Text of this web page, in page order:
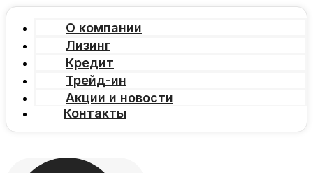
О компании
Лизинг
Кредит
Трейд-ин
Акции и новости
Контакты